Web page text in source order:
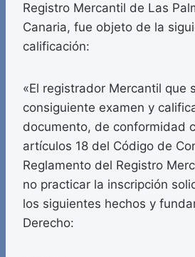
Registro Mercantil de Las
Canaria, fue objeto de la
calificación:
«El registrador Mercantil que
consiguiente examen y
documento, de conformidad
artículos 18 del Código de
Reglamento del Registro
no practicar la inscripción
los siguientes hechos y
Derecho: